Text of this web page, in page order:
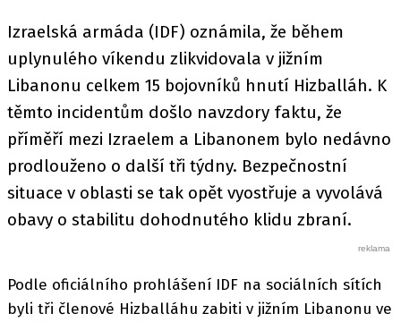
Izraelská armáda (IDF) oznámila, že během
uplynulého víkendu zlikvidovala v jižním
Libanonu celkem 15 bojovníků hnutí Hizballáh. K
těmto incidentům došlo navzdory faktu, že
příměří mezi Izraelem a Libanonem bylo nedávno
prodlouženo o další tři týdny. Bezpečnostní
situace v oblasti se tak opět vyostřuje a vyvolává
obavy o stabilitu dohodnutého klidu zbraní.
Podle oficiálního prohlášení IDF na sociálních sítích
byli tři členové Hizballáhu zabiti v jižním Libanonu ve